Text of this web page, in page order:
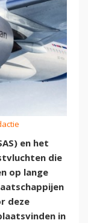
en het
die
op lange
deze
in